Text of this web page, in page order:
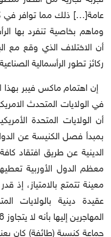
عامة[…] ذلك مما توافر في
وماهم بخاصية تنفرد بها
أن الاختلاف الذي وقع مع
ركائز تطور الرأسمالية
إن اهتمام ماكس فيبر بهذا
في الولايات المتحدث
أن الولايات المتحدة
بمبدأ فصل الكنيسة عن
الدينية عن طريق افتقاد
معظم الدول الأوربية
معينة تتمتع بالامتياز، إذ
عقيدة دينية بالولايات
جماعة كنسية (طائفة) كان